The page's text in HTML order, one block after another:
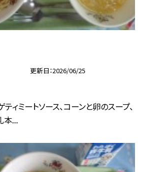
更新日 2026/06/25
ィミートソース、コーンと卵のスープ、
本...